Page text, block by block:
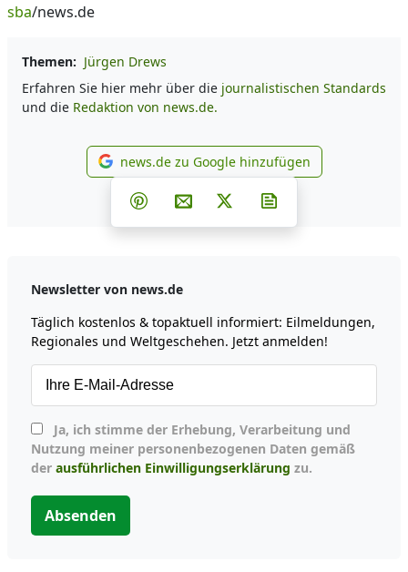
sba/news.de
Themen: Jürgen Drews
Erfahren Sie hier mehr über die journalistischen Standards
und die Redaktion von news.de.
news.de zu Google
news.de zu Google hinzufügen
Teilen auf Facebook
Teilen auf Whatsapp
Teilen auf Telegram
Teilen auf Pinterest
Per E-Mail teilen
Post auf X
Newsletter von news.de
Täglich kostenlos & topaktuell informiert: Eilmeldungen,
Regionales und Weltgeschehen. Jetzt anmelden!
Nutzung meiner personenbezogenen Daten gemäß
der ausführlichen Einwilligungserklärung zu.
Absenden